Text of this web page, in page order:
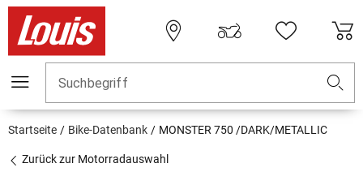
Suchbegriff
Startseite Bike-Datenbank MONSTER 750 /DARK/METALLIC
Zurück zur Motorradauswahl